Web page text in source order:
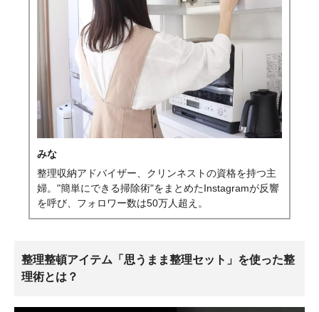
みな
整理収納アドバイザー、クリンネストの資格を持つ主
婦。"簡単にできる掃除術"をまとめたInstagramが反響
を呼び、フォロワー数は50万人超え。
整理整頓アイテム「思うまま整理セット」を使った整
理術とは？